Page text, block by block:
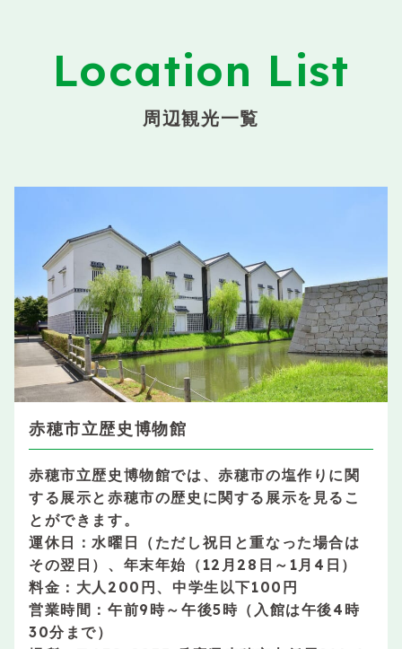
Location List
周辺観光一覧
赤穂市立歴史博物館
赤穂市立歴史博物館では、赤穂市の塩作りに関
する展示と赤穂市の歴史に関する展示を見るこ
とができます。
運休日：水曜日（ただし祝日と重なった場合は
その翌日）、年末年始（12月28日～1月4日）
料金：大人200円、中学生以下100円
営業時間：午前9時～午後5時（入館は午後4時
30分まで）